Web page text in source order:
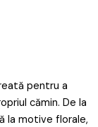
pentru a
cămin. De la
la motive florale,